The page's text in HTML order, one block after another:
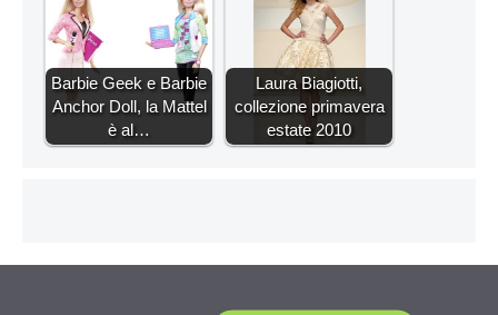
Barbie Geek e Barbie
Anchor Doll, la Mattel
è al…
Laura Biagiotti,
collezione primavera
estate 2010